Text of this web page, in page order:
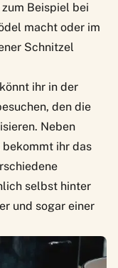
Beispiel bei
macht oder im
Schnitzel
ihr in der
den die
Neben
ihr das
selbst hinter
und sogar einer